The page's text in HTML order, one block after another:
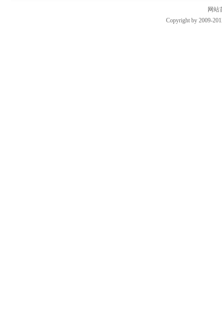
网站
Copyright by 2009-